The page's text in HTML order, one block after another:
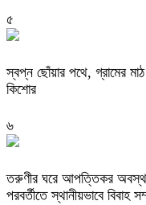
৫
স্বপ্ন ছোঁয়ার পথে, গ্রামের মাঠ
কিশোর
৬
তরুণীর ঘরে আপত্তিকর
পরবর্তীতে স্থানীয়ভাবে বিবাহ